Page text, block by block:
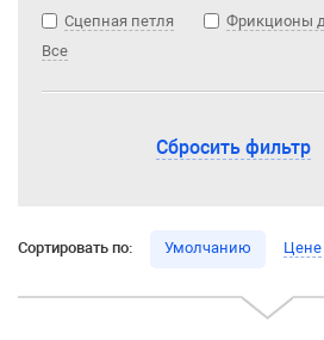
Сцепная петля
Фрикционы
Все
Сбросить фильтр
Сортировать по: Умолчанию Цене